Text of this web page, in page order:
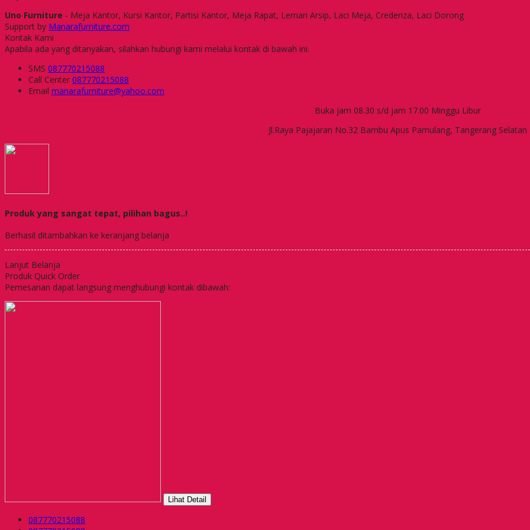
Uno Furniture - Meja Kantor, Kursi Kantor, Partisi Kantor, Meja Rapat, Lemari Arsip, Laci Meja, Credenza, Laci Dorong
Support by Manarafurniture.com
Kontak Kami
Apabila ada yang ditanyakan, silahkan hubungi kami melalui kontak di bawah ini.
SMS 087770215088
Call Center 087770215088
Email manarafurniture@yahoo.com
Buka jam 08.30 s/d jam 17.00 Minggu Libur
Jl.Raya Pajajaran No.32 Bambu Apus Pamulang, Tangerang Selatan
Produk yang sangat tepat, pilihan bagus..!
Berhasil ditambahkan ke keranjang belanja
Lanjut Belanja
Produk Quick Order
Pemesanan dapat langsung menghubungi kontak dibawah:
Lihat Detail
087770215088